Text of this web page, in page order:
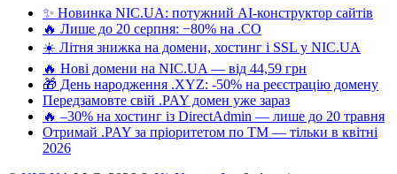
✨ Новинка NIC.UA: потужний AI-конструктор сайтів
🔥 Лише до 20 серпня: −80% на .CO
☀️ Літня знижка на домени, хостинг і SSL у NIC.UA
🔥 Нові домени на NIC.UA — від 44,59 грн
🎁 День народження .XYZ: -50% на реєстрацію домену
Передзамовте свій .PAY домен уже зараз
🔥 –30% на хостинг із DirectAdmin — лише до 20 травня
Отримай .PAY за пріоритетом по ТМ — тільки в квітні
2026